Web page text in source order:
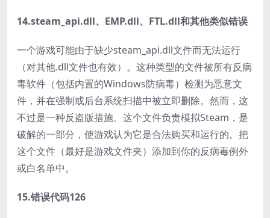
14.steam_api.dll、EMP.dll、FTL.dll和其他类似错误
一个游戏可能由于缺少steam_api.dll文件而无法运行
（对其他.dll文件也有效）。这种类型的文件被所有反病
毒软件（包括内置的Windows防病毒）检测为恶意文
件，并在强制或后台系统扫描中被立即删除。然而，这
不过是一种反盗版措施。这个文件负责模拟Steam，是
破解的一部分，使游戏认为它是合法购买和运行的。把
这个文件（最好是游戏文件夹）添加到你的反病毒例外
或白名单中。
15.错误代码126